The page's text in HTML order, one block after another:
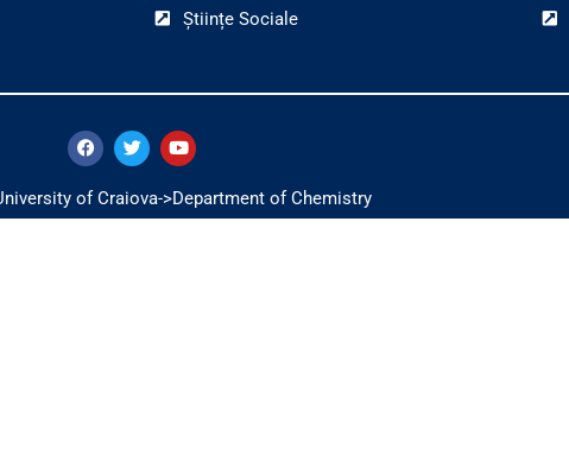
Științe Sociale
F
a
c
e
b
T
w
i
t
t
Y
o
u
t
u
of Craiova->Department of Chemistry